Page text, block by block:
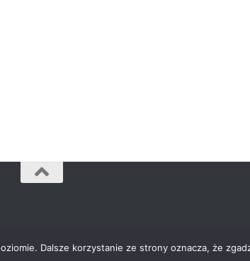
Dalsze korzystanie ze strony oznacza, że